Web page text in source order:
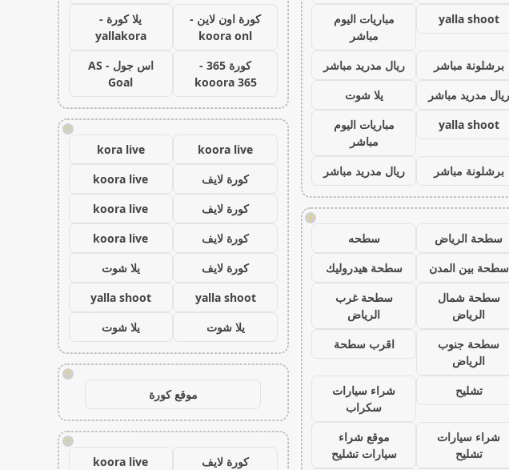
yalla shoot
مباريات اليوم
مباشر
برشلونة مباشر
ريال مدريد مباشر
ريال مدريد مباشر
يلا شوت
yalla shoot
مباريات اليوم
مباشر
برشلونة مباشر
ريال مدريد مباشر
!
سطحة الرياض
سطحه
سطحة بين المدن
سطحة هيدروليك
سطحة شمال
الرياض
سطحة غرب
الرياض
سطحة جنوب
الرياض
اقرب سطحة
تشليح
شراء سيارات
سكراب
شراء سيارات
تشليح
موقع شراء
سيارات تشليح
كورة اون لاين -
koora onl
يلا كورة -
yallakora
كورة 365 -
kooora 365
اس جول - AS
Goal
!
koora live
kora live
كورة لايف
koora live
كورة لايف
koora live
كورة لايف
koora live
كورة لايف
يلا شوت
yalla shoot
yalla shoot
يلا شوت
يلا شوت
!
موقع كورة
!
كورة لايف
koora live